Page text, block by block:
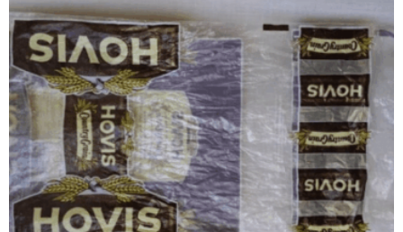
e
s
e
s
a
g
o